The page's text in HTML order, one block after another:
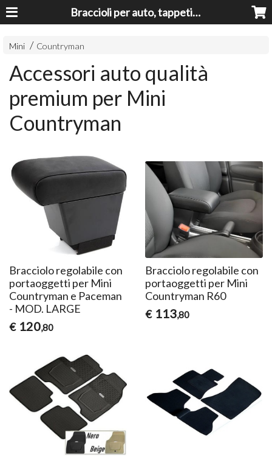
Braccioli per auto, tappeti auto, accessori auto MADE IN ITALY - Armrests, Mittelarmlehnen, Accoundoirs
Mini Countryman
Accessori auto qualità
premium per Mini
Countryman
Bracciolo regolabile con
portaoggetti per Mini
Countryman e Paceman
- MOD. LARGE
€ 120,80
Bracciolo regolabile con
portaoggetti per Mini
Countryman R60
€ 113,80